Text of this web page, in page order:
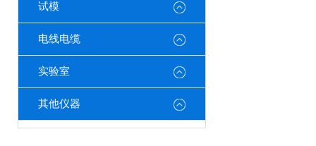
试模
电线电缆
实验室
其他仪器